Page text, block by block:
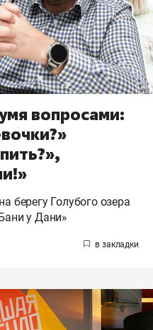
вопросами:
берегу Голубого озера
у Дани»